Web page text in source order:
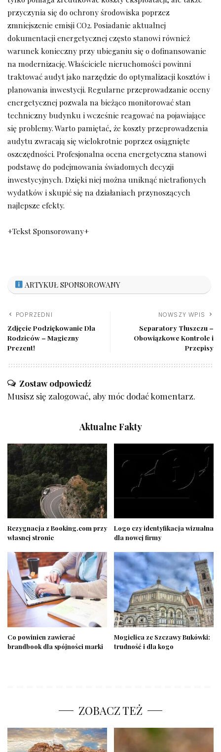
przyczynia się do ochrony środowiska poprzez
zmniejszenie emisji CO2. Posiadanie aktualnej
dokumentacji energetycznej często stanowi również
warunek konieczny przy ubieganiu się o dofinansowanie
na modernizację. Właściciele nieruchomości powinni
traktować audyt jako narzędzie do optymalizacji kosztów i
planowania inwestycji. Regularne przeprowadzanie oceny
energetycznej pozwala na bieżąco monitorować stan
techniczny budynku i wcześnie reagować na pojawiające
się problemy. Warto pamiętać, że koszty przeprowadzenia
audytu zwracają się wielokrotnie poprzez osiągnięte
oszczędności. Profesjonalna ocena energetyczna stanowi
podstawę do podejmowania świadomych decyzji
inwestycyjnych. Dzięki niej można uniknąć nietrafionych
wydatków i skupić się na działaniach przynoszących
najlepsze efekty.
+Tekst Sponsorowany+
ARTYKUŁ SPONSOROWANY
POPRZEDNI
Zdjęcie Podziękowanie Dla
Rodziców – Magiczny
Prezent!
NOWSZY WPIS
Separatory Tłuszczu –
Obowiązkowe Kontrole i
Przepisy
Zostaw odpowiedź
Musisz się zalogować, aby móc dodać komentarz.
Aktualne Fakty
Rezygnacja z Booking.com przy
własnej stronie
Logo czy identyfikacja wizualna
dla nowej firmy
Co powinien zawierać
brandbook dla spójności marki
Mogielica ze Szczawy Bukówki:
trudność i dla kogo
ZOBACZ TEŻ